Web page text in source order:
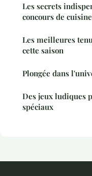
Les secrets
concours de
Les meilleures
cette saison
Plongée dans
Des jeux ludiques
spéciaux